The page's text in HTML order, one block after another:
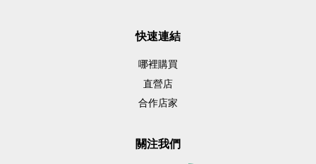
快速連結
哪裡購買
直營店
合作店家
關注我們